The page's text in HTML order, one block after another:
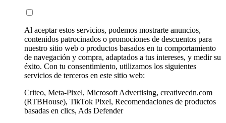
Al aceptar estos servicios, podemos mostrarte anuncios,
contenidos patrocinados o promociones de descuentos para
nuestro sitio web o productos basados en tu comportamiento
de navegación y compra, adaptados a tus intereses, y medir su
éxito. Con tu consentimiento, utilizamos los siguientes
servicios de terceros en este sitio web:
Criteo, Meta-Pixel, Microsoft Advertising, creativecdn.com
(RTBHouse), TikTok Pixel, Recomendaciones de productos
basadas en clics, Ads Defender